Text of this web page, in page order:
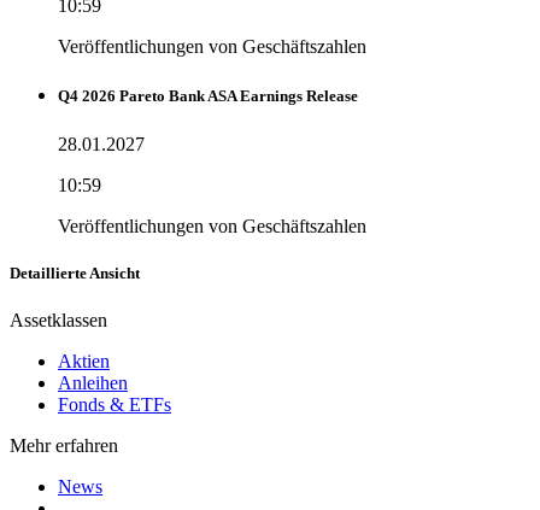
10:59
Veröffentlichungen von Geschäftszahlen
Q4 2026 Pareto Bank ASA Earnings Release
28.01.2027
10:59
Veröffentlichungen von Geschäftszahlen
Detaillierte Ansicht
Assetklassen
Aktien
Anleihen
Fonds & ETFs
Mehr erfahren
News